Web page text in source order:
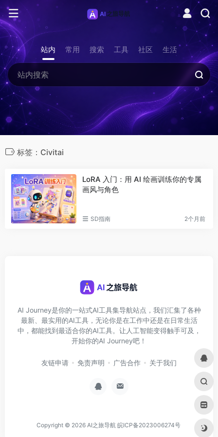
站内 常用 搜索 工具 社区 生活
标签：Civitai
LoRA 入门：用 AI 绘画训练你的专属
画风与角色
SD指南 2个月前
AI Journey是你的一站式AI工具集导航站点，我们汇集了各种
最新、最实用的AI工具，无论你是在工作中还是在日常生活
中，都能找到最适合你的AI工具。让人工智能变得触手可及，
开始你的AI Journey吧！
友链申请 免责声明 广告合作 关于我们
Copyright © 2026 AI之旅导航 皖ICP备2023006274号